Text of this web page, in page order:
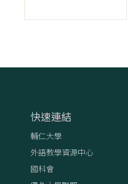
快速連結
輔仁大學
外語教學資源中心
國科會